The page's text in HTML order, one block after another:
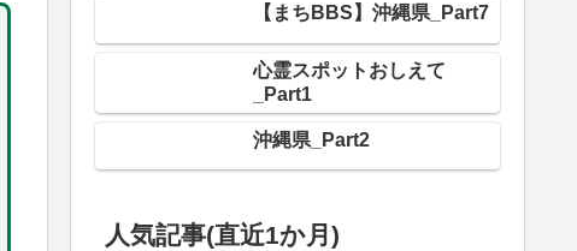
【まちBBS】沖縄県_Part7
心霊スポットおしえて
_Part1
沖縄県_Part2
人気記事(直近1か月)